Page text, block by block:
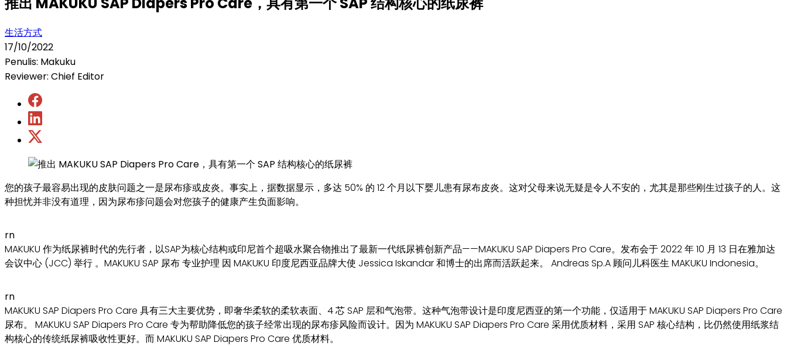
生活方式
17/10/2022
Penulis: Makuku
Reviewer: Chief Editor
您的孩子最容易出现的皮肤问题之一是尿布疹或皮炎。事实上，据数据显示，多达 50% 的 12 个月以下婴儿患有尿布皮炎。这对父母来说无疑是令人不安的，尤其是那些刚生过孩子的人。这
种担忧并非没有道理，因为尿布疹问题会对您孩子的健康产生负面影响。
rn
MAKUKU 作为纸尿裤时代的先行者，以SAP为核心结构或印尼首个超吸水聚合物推出了最新一代纸尿裤创新产品——MAKUKU SAP Diapers Pro Care。发布会于 2022 年 10 月 13 日在雅加达
会议中心 (JCC) 举行 。MAKUKU SAP 尿布 专业护理 因 MAKUKU 印度尼西亚品牌大使 Jessica Iskandar 和博士的出席而活跃起来。 Andreas Sp.A 顾问儿科医生 MAKUKU Indonesia。
rn
MAKUKU SAP Diapers Pro Care 具有三大主要优势，即奢华柔软的柔软表面、4 芯 SAP 层和气泡带。这种气泡带设计是印度尼西亚的第一个功能，仅适用于 MAKUKU SAP Diapers Pro Care
尿布。 MAKUKU SAP Diapers Pro Care 专为帮助降低您的孩子经常出现的尿布疹风险而设计。因为 MAKUKU SAP Diapers Pro Care 采用优质材料，采用 SAP 核心结构，比仍然使用纸浆结
构核心的传统纸尿裤吸收性更好。而 MAKUKU SAP Diapers Pro Care 优质材料。